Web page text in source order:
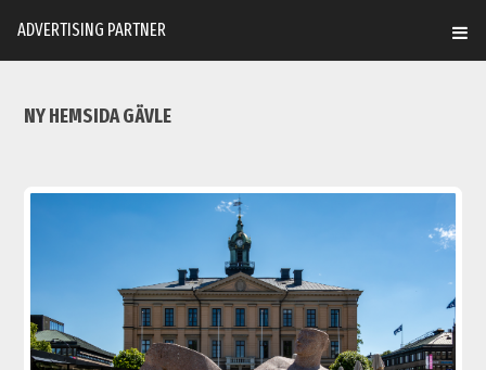
ADVERTISING PARTNER
NY HEMSIDA GÄVLE